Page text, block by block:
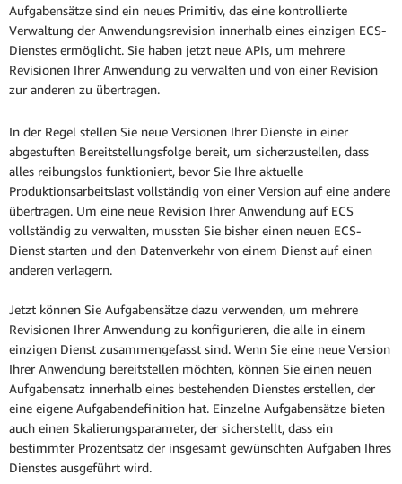
Aufgabensätze sind ein neues Primitiv, das eine kontrollierte
Verwaltung der Anwendungsrevision innerhalb eines einzigen ECS-
Dienstes ermöglicht. Sie haben jetzt neue APIs, um mehrere
Revisionen Ihrer Anwendung zu verwalten und von einer Revision
zur anderen zu übertragen.
In der Regel stellen Sie neue Versionen Ihrer Dienste in einer
abgestuften Bereitstellungsfolge bereit, um sicherzustellen, dass
alles reibungslos funktioniert, bevor Sie Ihre aktuelle
Produktionsarbeitslast vollständig von einer Version auf eine andere
übertragen. Um eine neue Revision Ihrer Anwendung auf ECS
vollständig zu verwalten, mussten Sie bisher einen neuen ECS-
Dienst starten und den Datenverkehr von einem Dienst auf einen
anderen verlagern.
Jetzt können Sie Aufgabensätze dazu verwenden, um mehrere
Revisionen Ihrer Anwendung zu konfigurieren, die alle in einem
einzigen Dienst zusammengefasst sind. Wenn Sie eine neue Version
Ihrer Anwendung bereitstellen möchten, können Sie einen neuen
Aufgabensatz innerhalb eines bestehenden Dienstes erstellen, der
eine eigene Aufgabendefinition hat. Einzelne Aufgabensätze bieten
auch einen Skalierungsparameter, der sicherstellt, dass ein
bestimmter Prozentsatz der insgesamt gewünschten Aufgaben Ihres
Dienstes ausgeführt wird.